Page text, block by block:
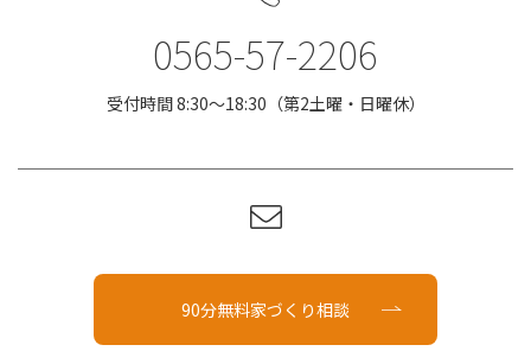
0565-57-2206
受付時間 8:30〜18:30（第2土曜・日曜休）
90分無料家づくり相談